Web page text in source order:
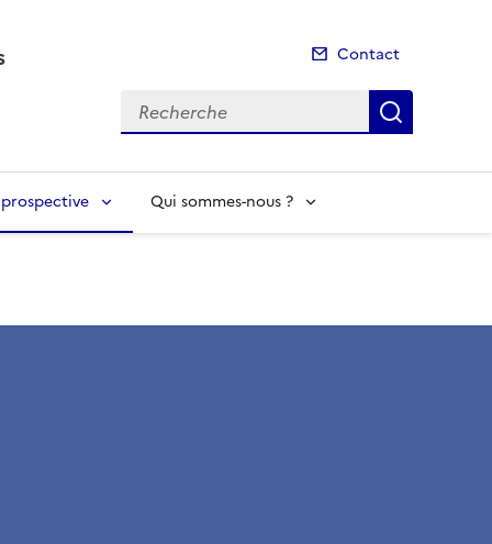
Contact
Recherche
Qui sommes-nous ?